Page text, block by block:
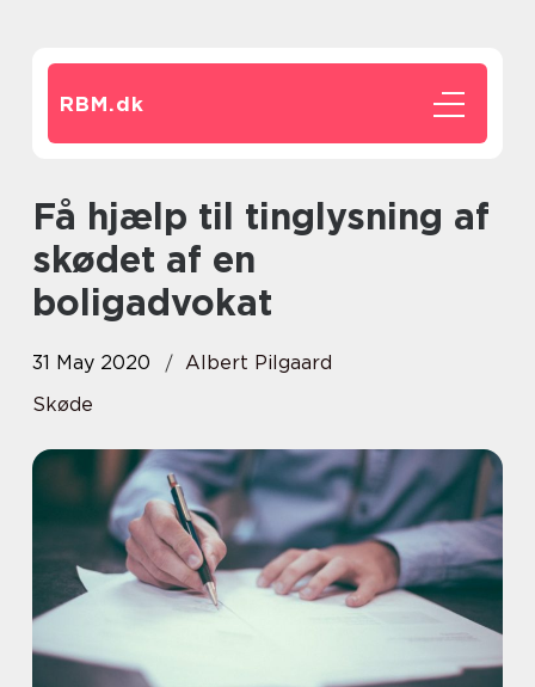
RBM.dk
Få hjælp til tinglysning af
skødet af en
boligadvokat
31 May 2020
Albert Pilgaard
Skøde